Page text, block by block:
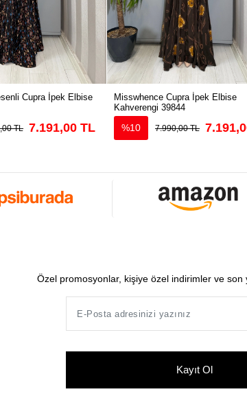
Cupra İpek Elbise
TL 7.191,00 TL
Misswhence Cupra İpek Elbise
Kahverengi 39844
%10 7.990,00 TL
Özel promosyonlar, kişiye özel indirimler ve son
Kayıt Ol